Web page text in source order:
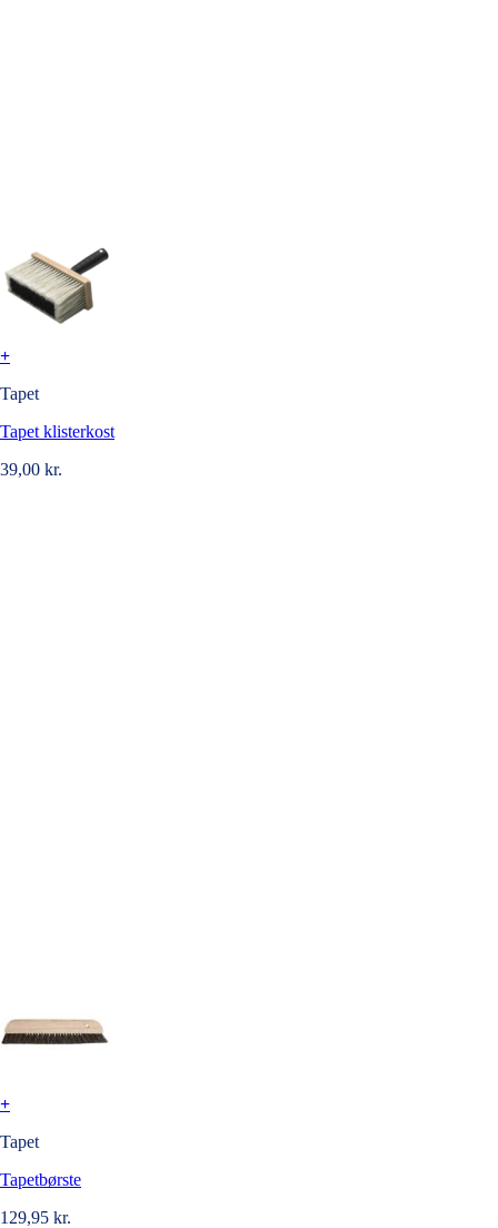
+
Tapet
Tapet klisterkost
39,00 kr.
+
Tapet
Tapetbørste
129,95 kr.